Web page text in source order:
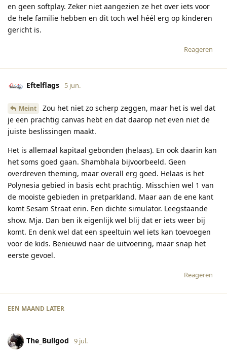
en geen softplay. Zeker niet aangezien ze het over iets voor
de hele familie hebben en dit toch wel héél erg op kinderen
gericht is.
Reageren
Eftelflags 5 jun.
Meint
Zou het niet zo scherp zeggen, maar het is wel dat
je een prachtig canvas hebt en dat daarop net even niet de
juiste beslissingen maakt.
Het is allemaal kapitaal gebonden (helaas). En ook daarin kan
het soms goed gaan. Shambhala bijvoorbeeld. Geen
overdreven theming, maar overall erg goed. Helaas is het
Polynesia gebied in basis echt prachtig. Misschien wel 1 van
de mooiste gebieden in pretparkland. Maar aan de ene kant
komt Sesam Straat erin. Een dichte simulator. Leegstaande
show. Mja. Dan ben ik eigenlijk wel blij dat er iets weer bij
komt. En denk wel dat een speeltuin wel iets kan toevoegen
voor de kids. Benieuwd naar de uitvoering, maar snap het
eerste gevoel.
Reageren
EEN MAAND LATER
The_Bullgod 9 jul.